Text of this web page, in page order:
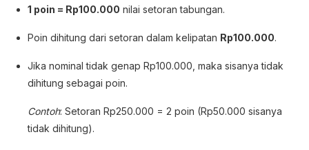
1 poin = Rp100.000 nilai setoran tabungan.
Poin dihitung dari setoran dalam kelipatan Rp100.000.
Jika nominal tidak genap Rp100.000, maka sisanya tidak
dihitung sebagai poin.
Contoh: Setoran Rp250.000 = 2 poin (Rp50.000 sisanya
tidak dihitung).